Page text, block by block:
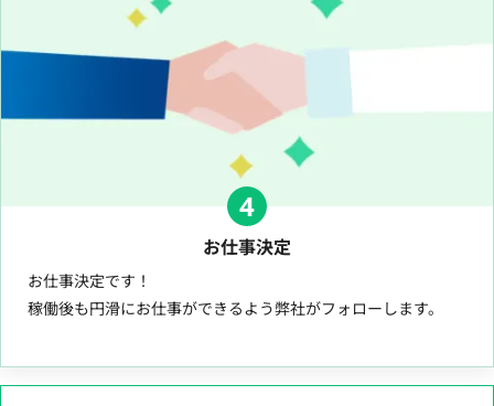
4
お仕事決定
お仕事決定です！
稼働後も円滑にお仕事ができるよう弊社がフォローします。